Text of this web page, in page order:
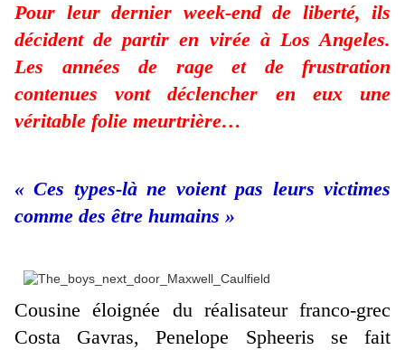
Pour leur dernier week-end de liberté, ils
décident de partir en virée à Los Angeles.
Les années de rage et de frustration
contenues vont déclencher en eux une
véritable folie meurtrière…
« Ces types-là ne voient pas leurs victimes
comme des être humains »
Cousine éloignée du réalisateur franco-grec
Costa Gavras, Penelope Spheeris se fait